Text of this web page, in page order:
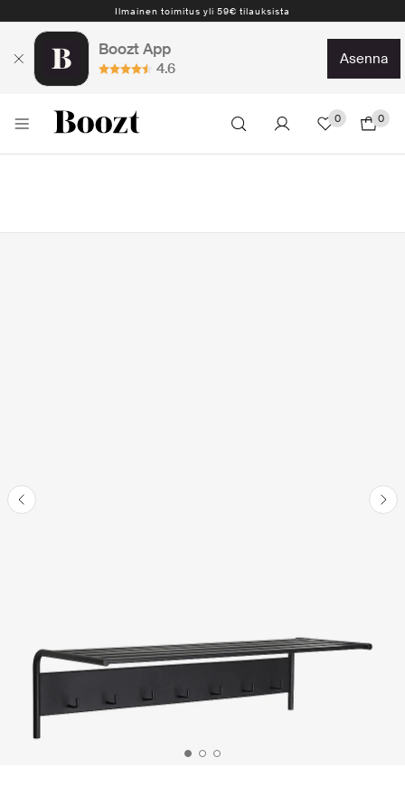
Ilmainen toimitus yli 59€ tilauksista
Boozt App
4.6
asenna
0 0